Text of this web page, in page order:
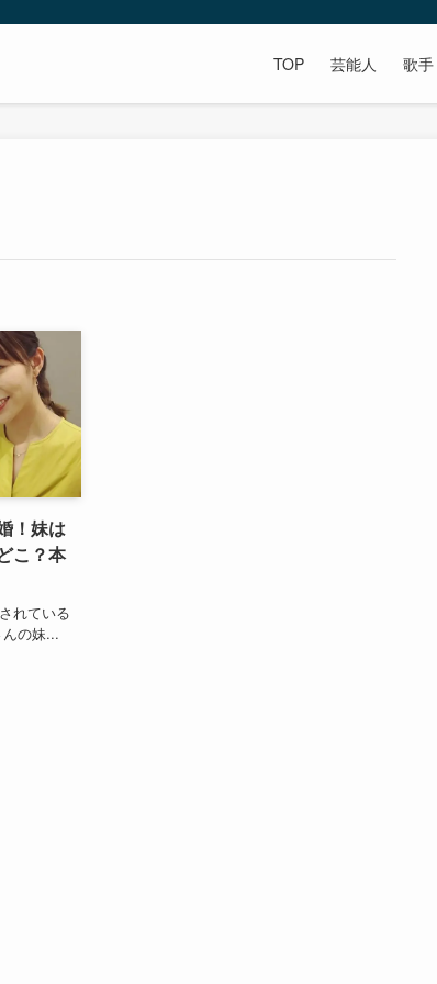
TOP 芸能人 歌手
！妹は
こ？本
れている
の妹...